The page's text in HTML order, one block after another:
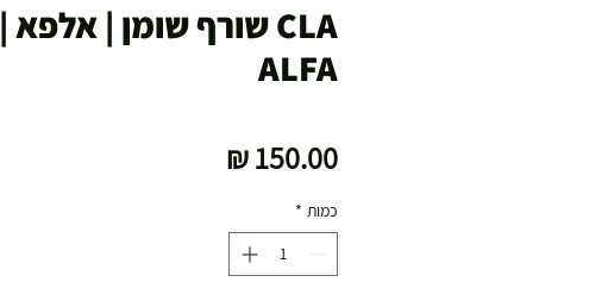
CLA שורף שומן | אלפא |
ALFA
כמות *